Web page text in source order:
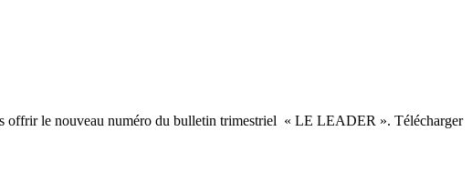
offrir le nouveau numéro du bulletin trimestriel « LE LEADER ». Télécharger